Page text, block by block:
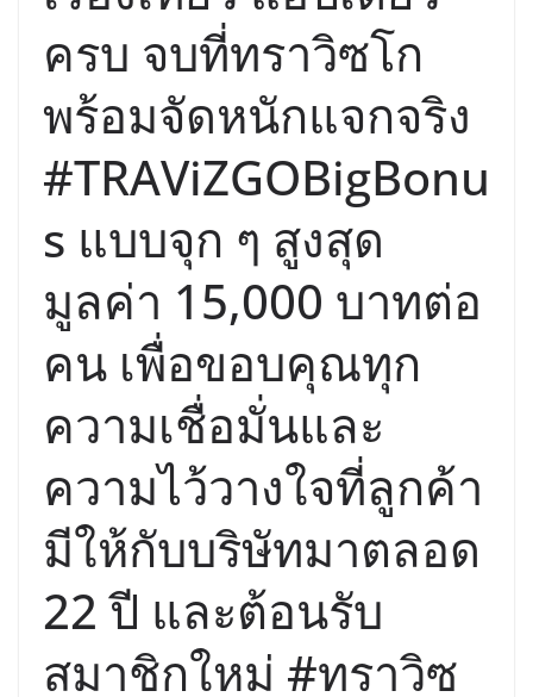
ครบ จบที่ทราวิซโก
พร้อมจัดหนักแจกจริง
#TRAViZGOBigBonu
s แบบจุก ๆ สูงสุด
มูลค่า 15,000 บาทต่อ
คน เพื่อขอบคุณทุก
ความเชื่อมั่นและ
ความไว้วางใจที่ลูกค้า
มีให้กับบริษัทมาตลอด
22 ปี และต้อนรับ
สมาชิกใหม่ #ทราวิซ